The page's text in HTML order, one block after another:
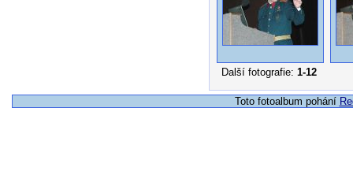
Další fotografie: 1-12
Toto fotoalbum pohání